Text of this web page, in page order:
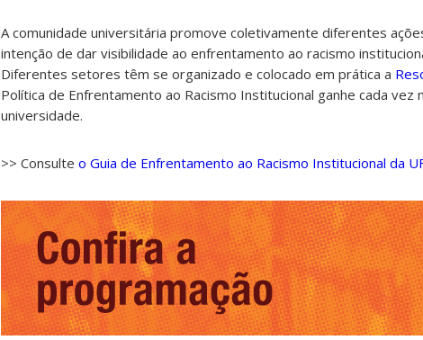
A comunidade universitária promove coletivamente diferentes
intenção de dar visibilidade ao enfrentamento ao racismo
Diferentes setores têm se organizado e colocado em prática a
Política de Enfrentamento ao Racismo Institucional ganhe cada vez
universidade.
>> Consulte o Guia de Enfrentamento ao Racismo Institucional da
00:00
01:00
02:00
03:00
04:00
05:00